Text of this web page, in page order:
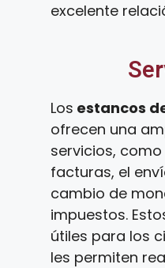
excelente
Los estancos
ofrecen una
servicios,
facturas, el
cambio de
impuestos.
útiles para los
les permiten